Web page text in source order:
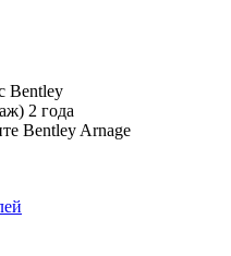
Bentley
2 года
Bentley Arnage